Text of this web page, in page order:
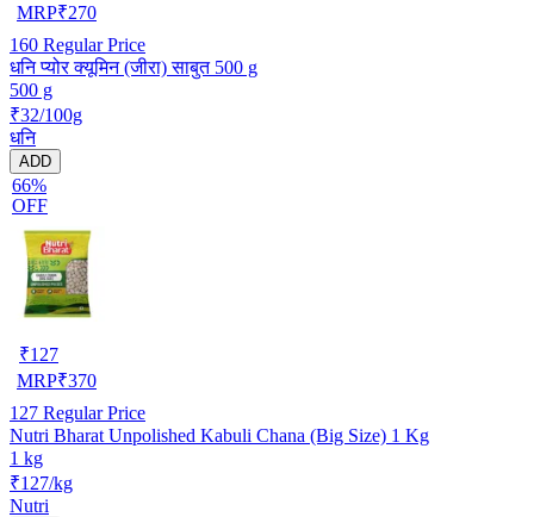
MRP₹270
160 Regular Price
धनि प्योर क्यूमिन (जीरा) साबुत 500 g
500 g
₹32/100g
धनि
ADD
66%
OFF
₹127
MRP₹370
127 Regular Price
Nutri Bharat Unpolished Kabuli Chana (Big Size) 1 Kg
1 kg
₹127/kg
Nutri